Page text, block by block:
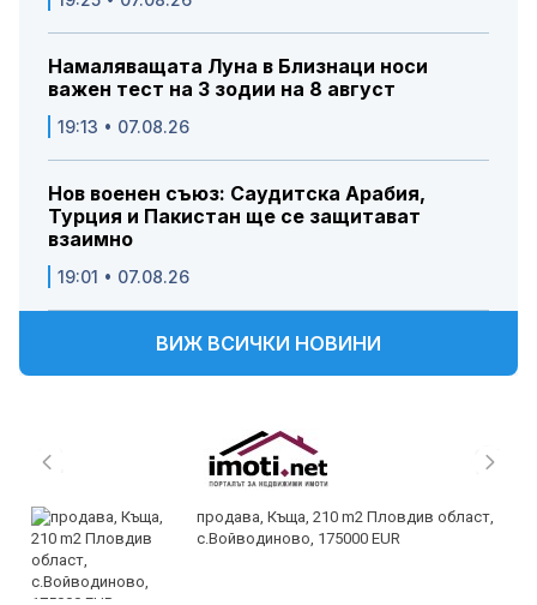
Намаляващата Луна в Близнаци носи
важен тест на 3 зодии на 8 август
19:13 • 07.08.26
Нов военен съюз: Саудитска Арабия,
Турция и Пакистан ще се защитават
взаимно
19:01 • 07.08.26
ВИЖ ВСИЧКИ НОВИНИ
продава, Къща, 210 m2 Пловдив област,
с.Войводиново, 175000 EUR